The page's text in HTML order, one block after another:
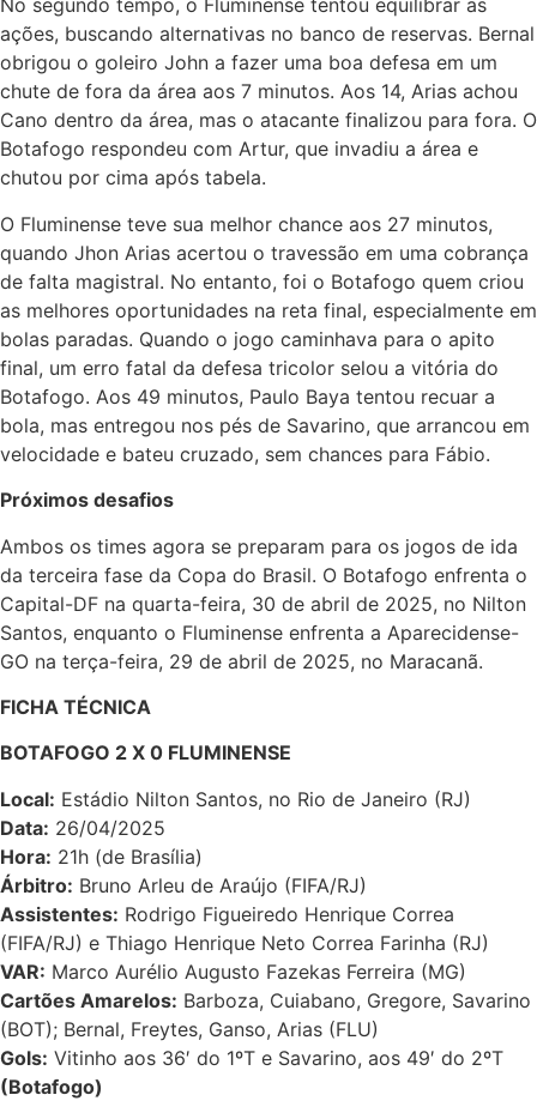
No segundo tempo, o Fluminense tentou equilibrar as
ações, buscando alternativas no banco de reservas. Bernal
obrigou o goleiro John a fazer uma boa defesa em um
chute de fora da área aos 7 minutos. Aos 14, Arias achou
Cano dentro da área, mas o atacante finalizou para fora. O
Botafogo respondeu com Artur, que invadiu a área e
chutou por cima após tabela.
O Fluminense teve sua melhor chance aos 27 minutos,
quando Jhon Arias acertou o travessão em uma cobrança
de falta magistral. No entanto, foi o Botafogo quem criou
as melhores oportunidades na reta final, especialmente em
bolas paradas. Quando o jogo caminhava para o apito
final, um erro fatal da defesa tricolor selou a vitória do
Botafogo. Aos 49 minutos, Paulo Baya tentou recuar a
bola, mas entregou nos pés de Savarino, que arrancou em
velocidade e bateu cruzado, sem chances para Fábio.
Próximos desafios
Ambos os times agora se preparam para os jogos de ida
da terceira fase da Copa do Brasil. O Botafogo enfrenta o
Capital-DF na quarta-feira, 30 de abril de 2025, no Nilton
Santos, enquanto o Fluminense enfrenta a Aparecidense-
GO na terça-feira, 29 de abril de 2025, no Maracanã.
FICHA TÉCNICA
BOTAFOGO 2 X 0 FLUMINENSE
Local: Estádio Nilton Santos, no Rio de Janeiro (RJ)
Data: 26/04/2025
Hora: 21h (de Brasília)
Árbitro: Bruno Arleu de Araújo (FIFA/RJ)
Assistentes: Rodrigo Figueiredo Henrique Correa
(FIFA/RJ) e Thiago Henrique Neto Correa Farinha (RJ)
VAR: Marco Aurélio Augusto Fazekas Ferreira (MG)
Cartões Amarelos: Barboza, Cuiabano, Gregore, Savarino
(BOT); Bernal, Freytes, Ganso, Arias (FLU)
Gols: Vitinho aos 36′ do 1ºT e Savarino, aos 49′ do 2ºT
(Botafogo)